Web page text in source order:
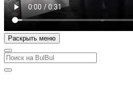
Раскрыть меню